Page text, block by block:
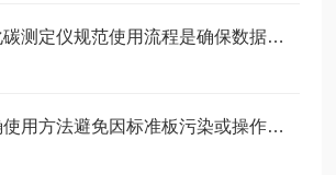
掌握水中二氧化碳测定仪规范使用流程是确保数据准确可靠的前提
掌握白度仪正确使用方法避免因标准板污染或操作不规范引入误差